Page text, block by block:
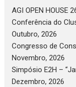
AGI OPEN HOUSE
Conferência do
Outubro, 2026
Congresso de
Novembro, 2026
Simpósio E2H –
Dezembro, 2026